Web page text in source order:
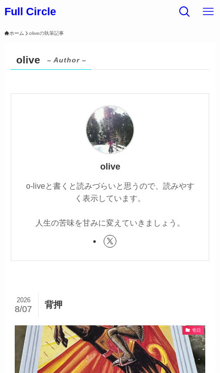
Full Circle
ホーム oliveの執筆記事
olive – Author –
olive
o-liveと書くと読みづらいと思うので、読みやす
く表示しています。
人生の苦味を甘みに変えていきましょう。
背押
2026
8/07
壱日